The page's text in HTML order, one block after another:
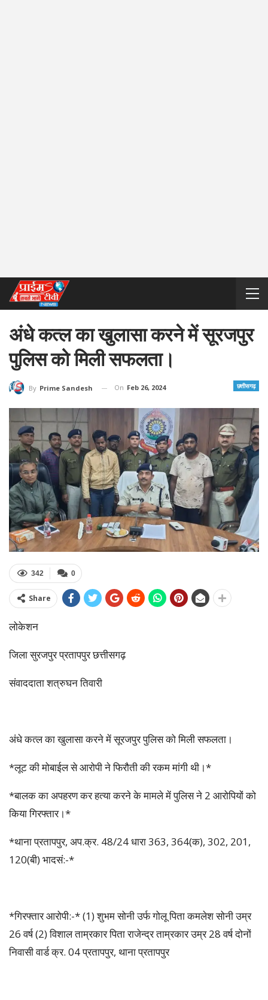
अंधे कत्ल का खुलासा करने में सूरजपुर
पुलिस को मिली सफलता।
छत्तीसगढ़
By Prime Sandesh On Feb 26, 2024
0
342
Share
लोकेशन
जिला सुरजपुर प्रतापपुर छत्तीसगढ़
संवाददाता शत्रुघन तिवारी
अंधे कत्ल का खुलासा करने में सूरजपुर पुलिस को मिली सफलता।
*लूट की मोबाईल से आरोपी ने फिरौती की रकम मांगी थी।*
*बालक का अपहरण कर हत्या करने के मामले में पुलिस ने 2 आरोपियों को
किया गिरफ्तार।*
*थाना प्रतापपुर, अप.क्र. 48/24 धारा 363, 364(क), 302, 201,
120(बी) भादसं:-*
*गिरफ्तार आरोपी:-* (1) शुभम सोनी उर्फ गोलू पिता कमलेश सोनी उम्र
26 वर्ष (2) विशाल ताम्रकार पिता राजेन्द्र ताम्रकार उम्र 28 वर्ष दोनों
निवासी वार्ड क्र. 04 प्रतापपुर, थाना प्रतापपुर